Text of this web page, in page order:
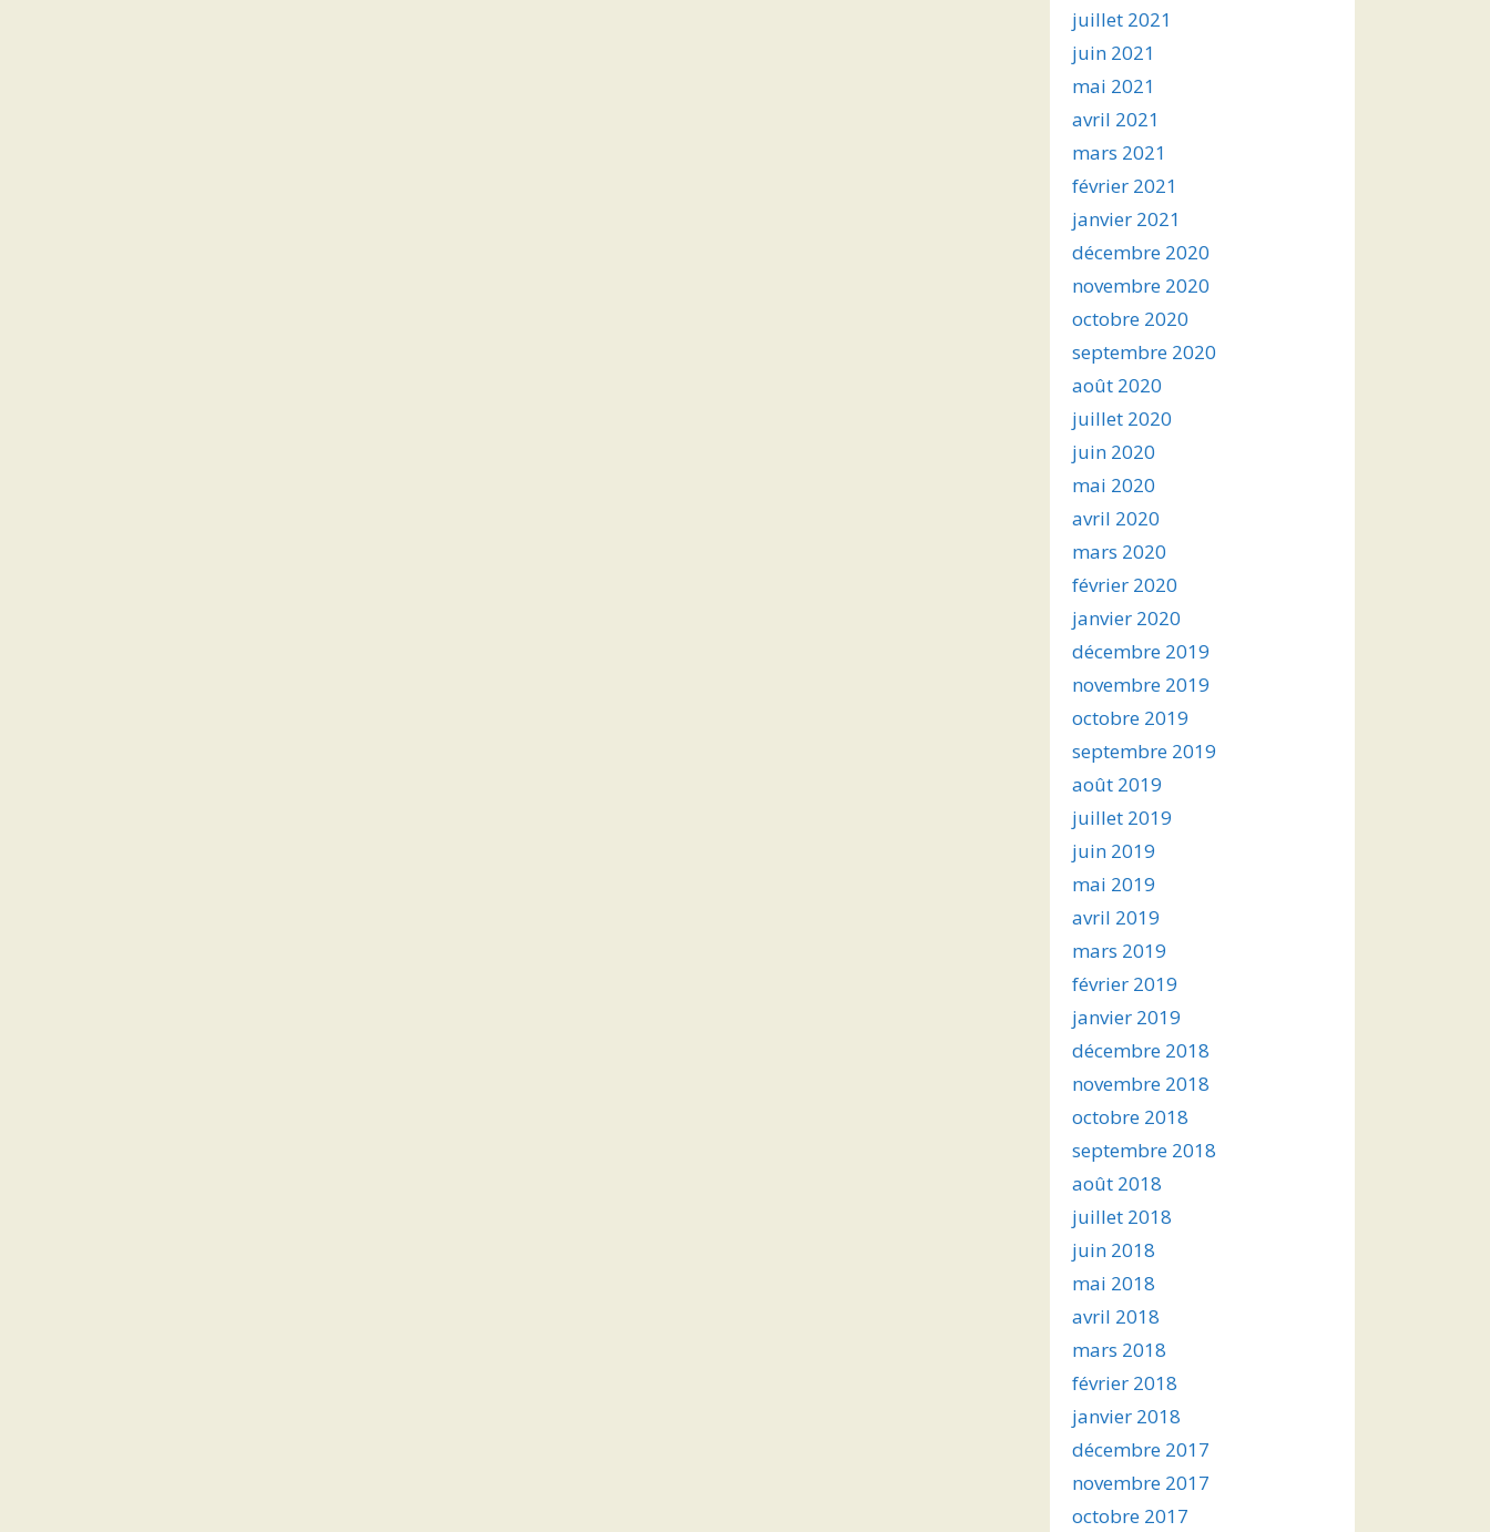
juillet 2021
juin 2021
mai 2021
avril 2021
mars 2021
février 2021
janvier 2021
décembre 2020
novembre 2020
octobre 2020
septembre 2020
août 2020
juillet 2020
juin 2020
mai 2020
avril 2020
mars 2020
février 2020
janvier 2020
décembre 2019
novembre 2019
octobre 2019
septembre 2019
août 2019
juillet 2019
juin 2019
mai 2019
avril 2019
mars 2019
février 2019
janvier 2019
décembre 2018
novembre 2018
octobre 2018
septembre 2018
août 2018
juillet 2018
juin 2018
mai 2018
avril 2018
mars 2018
février 2018
janvier 2018
décembre 2017
novembre 2017
octobre 2017